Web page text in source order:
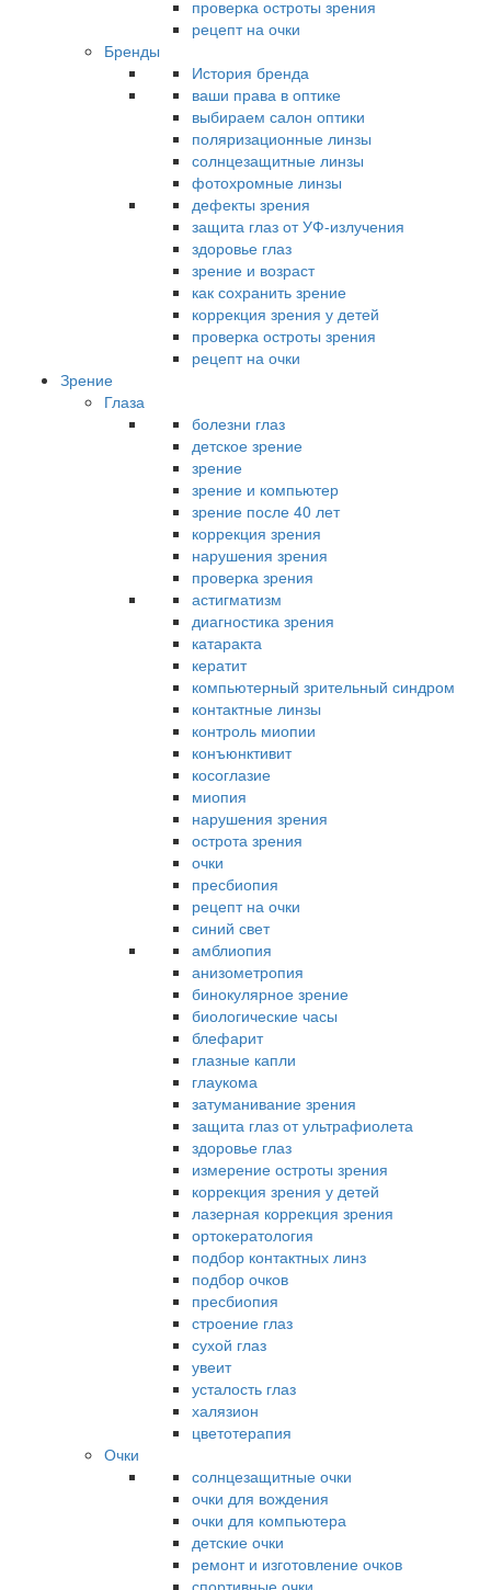
проверка остроты зрения
рецепт на очки
Бренды
История бренда
ваши права в оптике
выбираем салон оптики
поляризационные линзы
солнцезащитные линзы
фотохромные линзы
дефекты зрения
защита глаз от УФ-излучения
здоровье глаз
зрение и возраст
как сохранить зрение
коррекция зрения у детей
проверка остроты зрения
рецепт на очки
Зрение
Глаза
болезни глаз
детское зрение
зрение
зрение и компьютер
зрение после 40 лет
коррекция зрения
нарушения зрения
проверка зрения
астигматизм
диагностика зрения
катаракта
кератит
компьютерный зрительный синдром
контактные линзы
контроль миопии
конъюнктивит
косоглазие
миопия
нарушения зрения
острота зрения
очки
пресбиопия
рецепт на очки
синий свет
амблиопия
анизометропия
бинокулярное зрение
биологические часы
блефарит
глазные капли
глаукома
затуманивание зрения
защита глаз от ультрафиолета
здоровье глаз
измерение остроты зрения
коррекция зрения у детей
лазерная коррекция зрения
ортокератология
подбор контактных линз
подбор очков
пресбиопия
строение глаз
сухой глаз
увеит
усталость глаз
халязион
цветотерапия
Очки
солнцезащитные очки
очки для вождения
очки для компьютера
детские очки
ремонт и изготовление очков